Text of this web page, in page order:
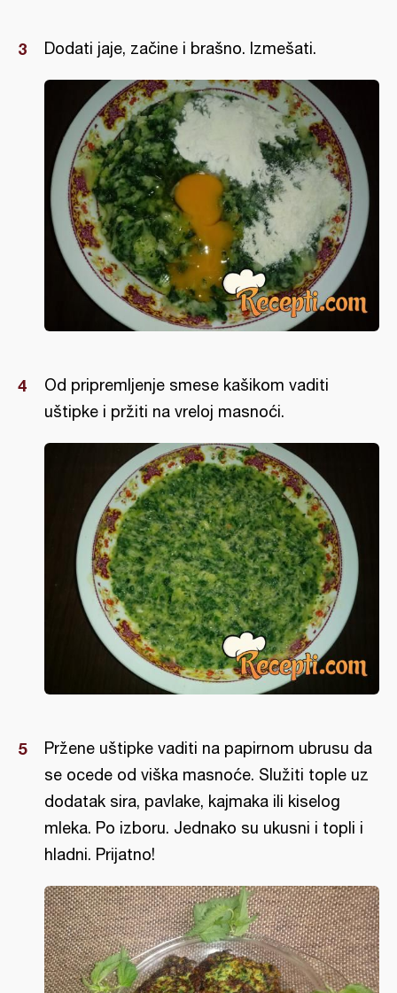
Dodati jaje, začine i brašno. Izmešati.
Od pripremljenje smese kašikom vaditi
uštipke i pržiti na vreloj masnoći.
Pržene uštipke vaditi na papirnom ubrusu da
se ocede od viška masnoće. Služiti tople uz
dodatak sira, pavlake, kajmaka ili kiselog
mleka. Po izboru. Jednako su ukusni i topli i
hladni. Prijatno!